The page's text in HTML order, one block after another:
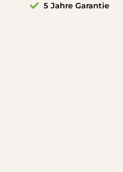
5 Jahre Garantie